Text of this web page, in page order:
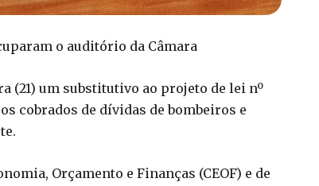
o auditório da Câmara
(21) um substitutivo ao projeto de lei nº
cobrados de dívidas de bombeiros e
Orçamento e Finanças (CEOF) e de